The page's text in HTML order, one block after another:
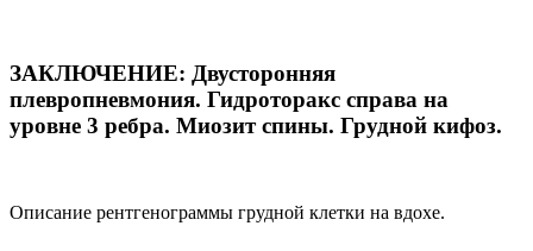
ЗАКЛЮЧЕНИЕ: Двусторонняя
плевропневмония. Гидроторакс справа на
уровне 3 ребра. Миозит спины. Грудной кифоз.
Описание рентгенограммы грудной клетки на вдохе.